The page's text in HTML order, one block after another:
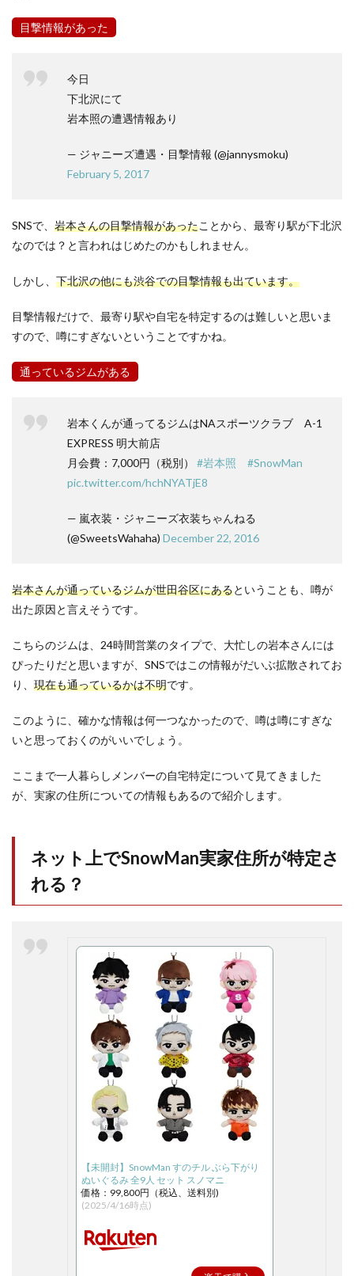
目撃情報があった
今日
下北沢にて
岩本照の遭遇情報あり
— ジャニーズ遭遇・目撃情報 (@jannysmoku)
February 5, 2017
SNSで、 岩本さんの目撃情報があったことから、最寄り駅が下北沢
なのでは？と言われはじめたのかもしれません。
しかし、 下北沢の他にも渋谷での目撃情報も出ています。
目撃情報だけで、最寄り駅や自宅を特定するのは難しいと思いま
すので、噂にすぎないということですかね。
通っているジムがある
岩本くんが通ってるジムはNAスポーツクラブ A-1
EXPRESS 明大前店
月会費：7,000円（税別） #岩本照
#SnowMan
pic.twitter.com/hchNYATjE8
— 嵐衣装・ジャニーズ衣装ちゃんねる
(@SweetsWahaha) December 22, 2016
岩本さんが通っているジムが世田谷区にあるということも、噂が
出た原因と言えそうです。
こちらのジムは、24時間営業のタイプで、大忙しの岩本さんには
ぴったりだと思いますが、SNSではこの情報がだいぶ拡散されてお
り、 現在も通っているかは不明です。
このように、確かな情報は何一つなかったので、噂は噂にすぎな
いと思っておくのがいいでしょう。
ここまで一人暮らしメンバーの自宅特定について見てきました
が、実家の住所についての情報もあるので紹介します。
ネット上でSnowMan実家住所が特定さ
れる？
【未開封】SnowMan すのチル ぶら下がり
ぬいぐるみ 全9人 セット スノマニ
価格：99,800円（税込、送料別)
(2025/4/16時点)